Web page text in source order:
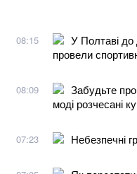
08:15
У Полтаві
провели
08:09
Забудьте про
моді розчесані
07:23 Небезпечні